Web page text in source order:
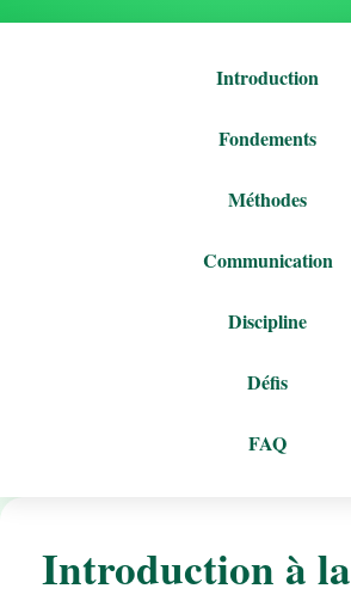
Introduction
Fondements
Méthodes
Communication
Discipline
Défis
FAQ
Introduction à la